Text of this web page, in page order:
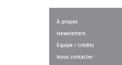
À propos
Newsletters
Équipe / crédits
Nous contacter